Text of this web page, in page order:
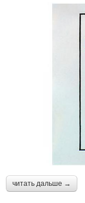
читать дальше →